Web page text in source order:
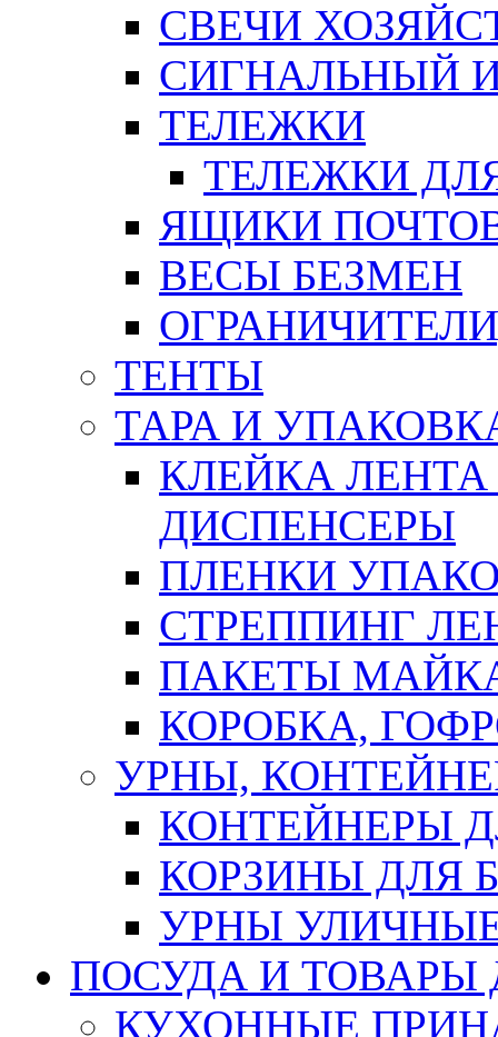
СВЕЧИ
СИГНАЛЬНЫЙ
ТЕЛЕЖКИ
ТЕЛЕЖКИ
ЯЩИКИ
ВЕСЫ БЕЗМЕН
ТЕНТЫ
ТАРА И
КЛЕЙКА
ДИСПЕНСЕРЫ
ПЛЕНКИ
СТРЕППИНГ
ПАКЕТЫ
КОРОБКА,
УРНЫ,
КОНТЕЙНЕРЫ
КОРЗИНЫ ДЛЯ
УРНЫ
ПОСУДА И ТОВАРЫ
КУХОННЫЕ